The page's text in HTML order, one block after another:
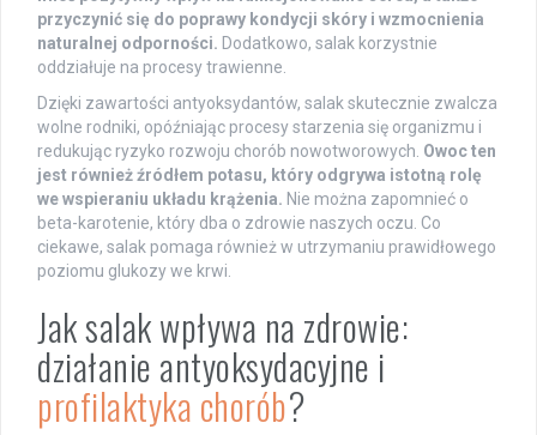
przyczynić się do poprawy kondycji skóry i wzmocnienia
naturalnej odporności. Dodatkowo, salak korzystnie
oddziałuje na procesy trawienne.
Dzięki zawartości antyoksydantów, salak skutecznie zwalcza
wolne rodniki, opóźniając procesy starzenia się organizmu i
redukując ryzyko rozwoju chorób nowotworowych. Owoc ten
jest również źródłem potasu, który odgrywa istotną rolę
we wspieraniu układu krążenia. Nie można zapomnieć o
beta-karotenie, który dba o zdrowie naszych oczu. Co
ciekawe, salak pomaga również w utrzymaniu prawidłowego
poziomu glukozy we krwi.
Jak salak wpływa na zdrowie:
działanie antyoksydacyjne i
profilaktyka chorób?